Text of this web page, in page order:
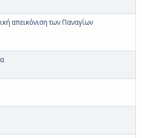
απεικόνιση των Παναγίων